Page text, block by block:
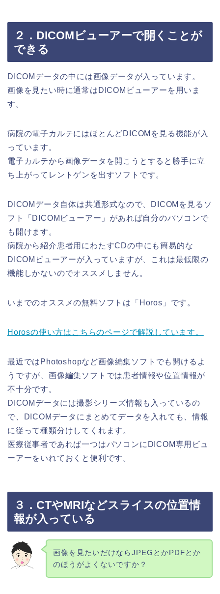
２．DICOMビューアーで開くことが
できる
DICOMデータの中には画像データが入っています。
画像を見たい時に通常はDICOMビューアーを用いま
す。
病院の電子カルテにはほとんどDICOMを見る機能が入
っています。
電子カルテから画像データを開こうとすると勝手に立
ち上がってレントゲンを出すソフトです。
DICOMデータ自体は共通形式なので、DICOMを見るソ
フト「DICOMビューアー」があれば自分のパソコンで
も開けます。
病院から紹介患者用にわたすCDの中にも簡易的な
DICOMビューアーが入っていますが、これは最低限の
機能しかないのでオススメしません。
いまでのオススメの無料ソフトは「Horos」です。
Horosの使い方はこちらのページで解説しています。
最近ではPhotoshopなど画像編集ソフトでも開けるよ
うですが、画像編集ソフトでは患者情報や位置情報が
不十分です。
DICOMデータには撮影シリーズ情報も入っているの
で、DICOMデータにまとめてデータを入れても、情報
に従って種類分けしてくれます。
医療従事者であれば一つはパソコンにDICOM専用ビュ
ーアーをいれておくと便利です。
３．CTやMRIなどスライスの位置情
報が入っている
画像を見たいだけならJPEGとかPDFとか
のほうがよくないですか？